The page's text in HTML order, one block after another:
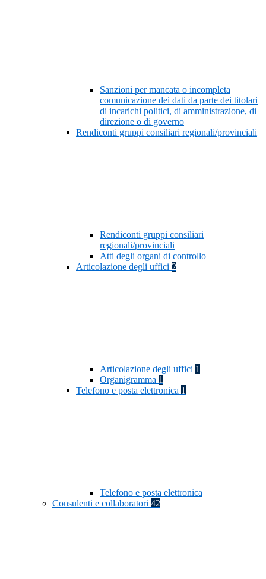
Sanzioni per mancata o incompleta
comunicazione dei dati da parte dei titolari
di incarichi politici, di amministrazione, di
direzione o di governo
Rendiconti gruppi consiliari regionali/provinciali
Rendiconti gruppi consiliari
regionali/provinciali
Atti degli organi di controllo
Articolazione degli uffici 2
Articolazione degli uffici 1
Organigramma 1
Telefono e posta elettronica 1
Telefono e posta elettronica
Consulenti e collaboratori 42